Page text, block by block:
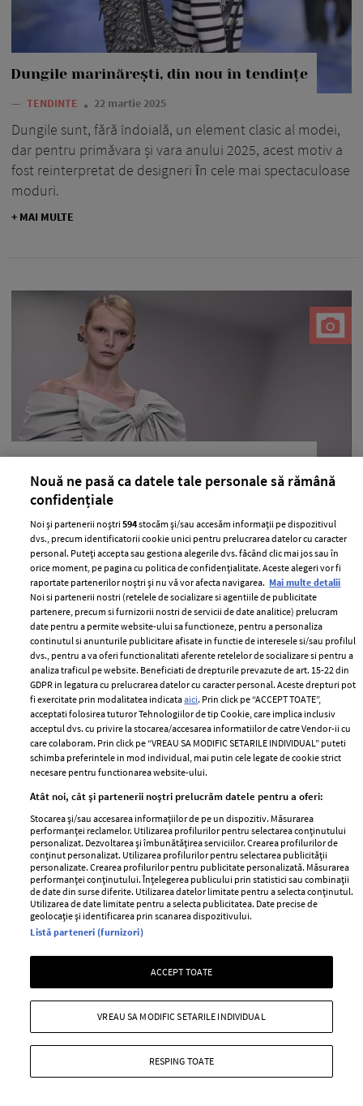
Dungile marinărești, din nou în tendințe
— TENDINTE 22 martie 2025
Dungile sunt, fără îndoială, un element clasic al modei,
dar pentru primăvara și vara anului 2025, acest motiv a
fost reinterpretat de designeri ȋn cele mai spectaculoase
moduri.
+ MAI MULTE
TENDINTE 15 martie 2025
Pentru unii o culoare plictisitoare, griul are multe
valențe și este super stylish.
+ MAI MULTE
Cele mai HOT imprimeuri ale sezonului
și cum le poți purta
TENDINTE 14 martie 2025
Podiumurile de primăvară-vară 2025 au prezentat o
gamă largă de imprimeuri impresionante.
+ MAI MULTE
Nouă ne pasă ca datele tale personale să rămână
confidențiale
Noi și partenerii noștri594stocăm și/sau accesăm informații pe dispozitivul
dvs., precum identificatorii cookie unici pentru prelucrarea datelor cu caracter
personal. Puteți accepta sau gestiona alegerile dvs. făcând clic mai jos sau în
orice moment, pe pagina cu politica de confidențialitate. Aceste alegeri vor fi
raportate partenerilor noștri și nu vă vor afecta navigarea. Mai multe detalii
Noi si partenerii nostri (retelele de socializare si agentiile de publicitate
partenere, precum si furnizorii nostri de servicii de date analitice) prelucram
date pentru a permite website-ului sa functioneze, pentru a personaliza
continutul si anunturile publicitare afisate in functie de interesele si/sau profilul
dvs., pentru a va oferi functionalitati aferente retelelor de socializare si pentru a
analiza traficul pe website. Beneficiati de drepturile prevazute de art. 15-22 din
GDPR in legatura cu prelucrarea datelor cu caracter personal. Aceste drepturi pot
fi exercitate prin modalitatea indicataaici. Prin click pe “ACCEPT TOATE”,
acceptati folosirea tuturor Tehnologiilor de tip Cookie, care implica inclusiv
acceptul dvs. cu privire la stocarea/accesarea informatiilor de catre Vendor-ii cu
care colaboram. Prin click pe “VREAU SA MODIFIC SETARILE INDIVIDUAL” puteti
schimba preferintele in mod individual, mai putin cele legate de cookie strict
necesare pentru functionarea website-ului.
Atât noi, cât și partenerii noștri prelucrăm datele pentru a oferi:
Stocarea și/sau accesarea informațiilor de pe un dispozitiv. Măsurarea
performanței reclamelor. Utilizarea profilurilor pentru selectarea conținutului
personalizat. Dezvoltarea și îmbunătățirea serviciilor. Crearea profilurilor de
conținut personalizat. Utilizarea profilurilor pentru selectarea publicității
personalizate. Crearea profilurilor pentru publicitate personalizată. Măsurarea
performanței conținutului. Înțelegerea publicului prin statistici sau combinații
de date din surse diferite. Utilizarea datelor limitate pentru a selecta conținutul.
Utilizarea de date limitate pentru a selecta publicitatea. Date precise de
geolocație și identificarea prin scanarea dispozitivului.
Listă parteneri (furnizori)
ACCEPT TOATE
RESPING TOATE
VREAU SA MODIFIC SETARILE INDIVIDUAL